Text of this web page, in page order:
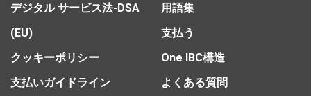
デジタル サービス法-DSA
(EU)
クッキーポリシー
支払いガイドライン
用語集
支払う
One IBC構造
よくある質問